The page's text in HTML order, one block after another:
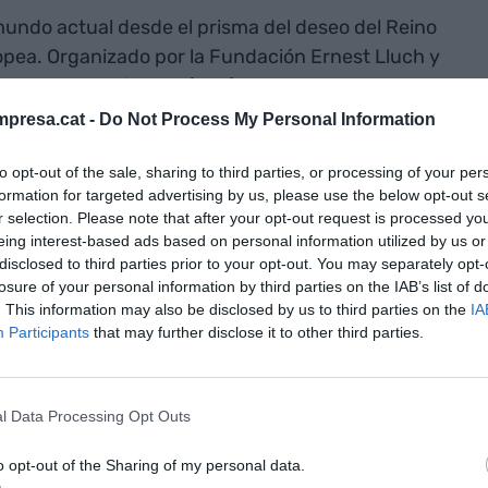
- Do Not Process My Personal Information
opt-out of the sale, sharing to third parties, or processing of your
for targeted advertising by us, please use the below opt-out
selection. Please note that after your opt-out request is processed
interest-based ads based on personal information utilized by us
to third parties prior to your opt-out. You may separately
of your personal information by third parties on the IAB’s list of
This information may also be disclosed by us to third parties on the
Participants that may further disclose it to other third parties.
Data Processing Opt Outs
opt-out of the Sharing of my personal data.
actual desde el prisma del deseo del Reino
Organizado por la Fundación Ernest Lluch y
económicas (IVIE) el debate se titulaDel
económicos e impactos en la
en la Fundación Bancaja de Valencia
exdirectora de la Oficina del Alto
pobreza infantil, es profesora en la Universidad
profesor de Economía y finanzas de la IE
es la